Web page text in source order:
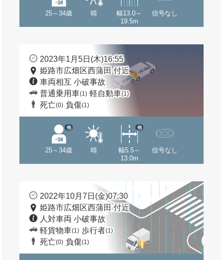
25～34歳 晴
幅13.0～
19.5m
信号なし
2023年1月5日(木)16:55
姫路市広畑区西蒲田 付近
車両相互 小破事故
普通乗用車(1) 軽自動車(1)
死亡(0) 負傷(1)
25～34歳
他
晴
幅5.5～
13.0m
他
信号なし
2022年10月7日(金)07:30
姫路市広畑区西蒲田 付近
人対車両 小破事故
軽貨物車(1) 歩行者(1)
死亡(0) 負傷(1)